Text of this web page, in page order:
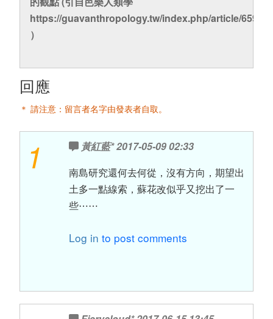
https://guavanthropology.tw/index.php/article/6590
）
回應
＊ 請注意：留言者名字由發表者自取。
1 黃紅藍*2017-05-09 02:33
南島研究還何去何從，沒有方向，期望出
土多一點線索，蘇花改似乎又挖出了一
些⋯⋯
Log in to post comments